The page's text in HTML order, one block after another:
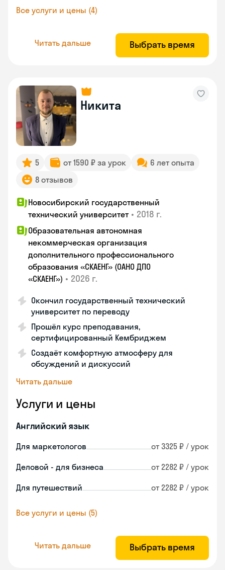
Все услуги и цены (4)
Читать дальше Выбрать время
Никита
5 от 1590 ₽ за урок
6 лет опыта
8 отзывов
Новосибирский государственный
технический университет • 2018 г.
Образовательная автономная
некоммерческая организация
дополнительного профессионального
образования «СКАЕНГ» (ОАНО ДПО
«СКАЕНГ») • 2026 г.
Окончил государственный технический
университет по переводу
Прошёл курс преподавания,
сертифицированный Кембриджем
Создаёт комфортную атмосферу для
обсуждений и дискуссий
Читать дальше
Услуги и цены
Английский язык
Для маркетологов от 3325 ₽ / урок
Деловой - для бизнеса от 2282 ₽ / урок
Для путешествий от 2282 ₽ / урок
Все услуги и цены (5)
Читать дальше Выбрать время